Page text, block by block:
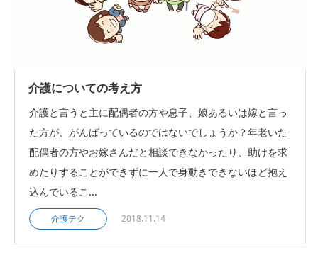
介護についての考え方
介護と言うと主に配偶者の方や息子、娘あるいは嫁と言っ
た方が、がんばっているのではないでしょうか？年老いた
配偶者の方やお嫁さんだと相談できなかったり、助けを求
めたりすることができずに一人で身動きできないほど抱え
込んでいるこ...
介護テク 2018.11.14